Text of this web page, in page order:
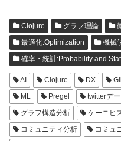
Clojure グラフ理論
最適化:Optimization
機械
確率・統計:Probability and
AI Clojure DX
ML
Pregel twitterデー
グラフ構造分析
ケーニヒ
コミュニティ分析
コミュ